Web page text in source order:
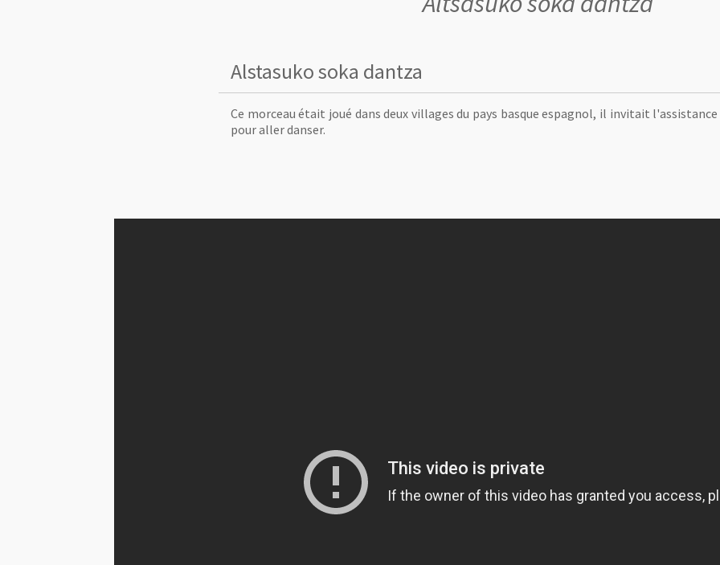
Alstasuko soka dantza
Ce morceau était joué dans deux villages du pays basque espagnol, il invitait
pour aller danser.